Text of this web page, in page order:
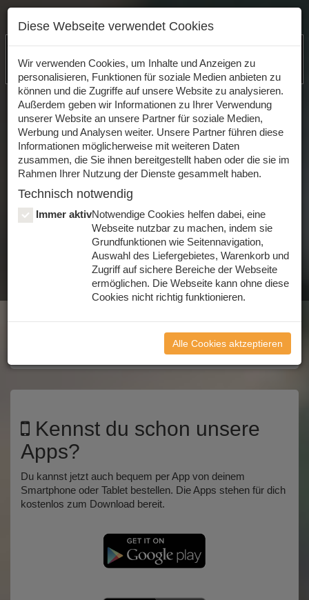
Jetzt unsere App herunterladen!
Wir haben aktuell geschlossen
06.08.2026,Uhr
(bitte Liefergebiet auswählen)
Login Registrieren Mit Facebook anmelden
Toggle
0
Diese Webseite verwendet Cookies
Wir verwenden Cookies, um Inhalte und Anzeigen zu
personalisieren, Funktionen für soziale Medien anbieten zu
können und die Zugriffe auf unsere Website zu analysieren.
Außerdem geben wir Informationen zu Ihrer Verwendung
unserer Website an unsere Partner für soziale Medien,
Werbung und Analysen weiter. Unsere Partner führen diese
Informationen möglicherweise mit weiteren Daten
zusammen, die Sie ihnen bereitgestellt haben oder die sie im
Rahmen Ihrer Nutzung der Dienste gesammelt haben.
Technisch notwendig
Immer aktivNotwendige Cookies helfen dabei, eine
Webseite nutzbar zu machen, indem sie
Grundfunktionen wie Seitennavigation,
Auswahl des Liefergebietes, Warenkorb und
Zugriff auf sichere Bereiche der Webseite
ermöglichen. Die Webseite kann ohne diese
Cookies nicht richtig funktionieren.
Alle Cookies aktzeptieren
Home
JETZT ONLINE BESTELLEN
Kennst du schon unsere
Apps?
Du kannst jetzt auch bequem per App von deinem
Smartphone oder Tablet bestellen. Die Apps stehen für dich
kostenlos zum Download bereit.